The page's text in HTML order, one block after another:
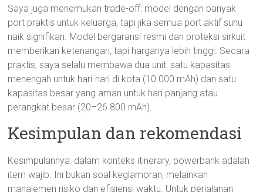
Saya juga menemukan trade-off: model dengan banyak
port praktis untuk keluarga, tapi jika semua port aktif suhu
naik signifikan. Model bergaransi resmi dan proteksi sirkuit
memberikan ketenangan, tapi harganya lebih tinggi. Secara
praktis, saya selalu membawa dua unit: satu kapasitas
menengah untuk hari-hari di kota (10.000 mAh) dan satu
kapasitas besar yang aman untuk hari panjang atau
perangkat besar (20–26.800 mAh).
Kesimpulan dan rekomendasi
Kesimpulannya: dalam konteks itinerary, powerbank adalah
item wajib. Ini bukan soal keglamoran, melainkan
manajemen risiko dan efisiensi waktu. Untuk perjalanan